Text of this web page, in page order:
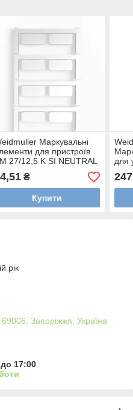
Маркувальні
для пристроїв
27/12,5 K SI NEUTRAL
₴
Купити
для
рік
Запоріжжя, Україна
17:00